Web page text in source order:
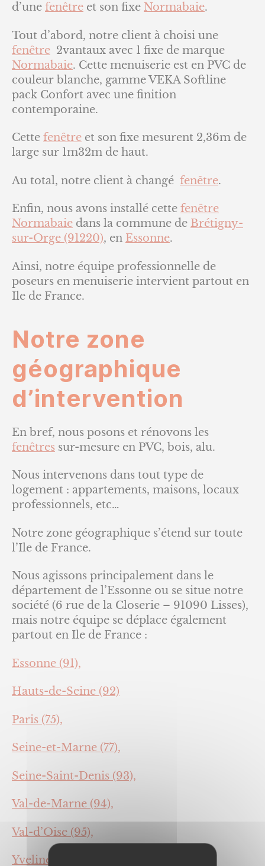
d’une fenêtre et son fixe Normabaie.
Tout d’abord, notre client à choisi une
fenêtre 2vantaux avec 1 fixe de marque
Normabaie. Cette menuiserie est en PVC de
couleur blanche, gamme VEKA Softline
pack Confort avec une finition
contemporaine.
Cette fenêtre et son fixe mesurent 2,36m de
large sur 1m32m de haut.
Au total, notre client à changé fenêtre.
Enfin, nous avons installé cette fenêtre
Normabaie dans la commune de Brétigny-
sur-Orge (91220), en Essonne.
Ainsi, notre équipe professionnelle de
poseurs en menuiserie intervient partout en
Ile de France.
Notre zone
géographique
d’intervention
En bref, nous posons et rénovons les
fenêtres sur-mesure en PVC, bois, alu.
Nous intervenons dans tout type de
logement : appartements, maisons, locaux
professionnels, etc…
Notre zone géographique s’étend sur toute
l’Ile de France.
Nous agissons principalement dans le
département de l’Essonne ou se situe notre
société (6 rue de la Closerie – 91090 Lisses),
mais notre équipe se déplace également
partout en Ile de France :
Essonne (91),
Hauts-de-Seine (92)
Paris (75),
Seine-et-Marne (77),
Seine-Saint-Denis (93),
Val-de-Marne (94),
Val-d’Oise (95),
Yvelines (78).